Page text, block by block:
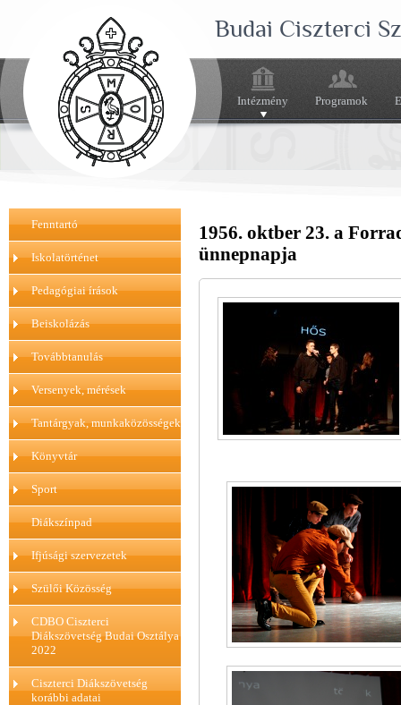
Budai Ciszterci
Intézmény Programok
Fenntartó
Iskolatörténet
Pedagógiai írások
Beiskolázás
Továbbtanulás
Versenyek, mérések
Tantárgyak, munkaközösségek
Könyvtár
Sport
Diákszínpad
Ifjúsági szervezetek
Szülői Közösség
CDBO Ciszterci
Diákszövetség Budai Osztálya
2022
Ciszterci Diákszövetség
korábbi adatai
1956. oktber 23. a
ünnepnapja